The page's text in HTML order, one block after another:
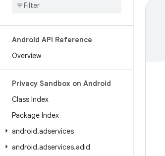
Android API Reference
Overview
Privacy Sandbox on Android
Class Index
Package Index
android.adservices
android.adservices.adid